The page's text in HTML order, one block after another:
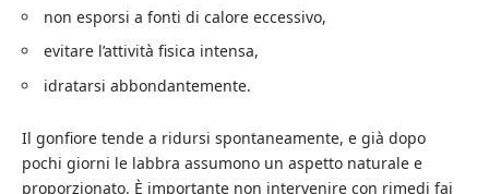
non esporsi a fonti di calore eccessivo,
evitare l’attività fisica intensa,
idratarsi abbondantemente.
Il gonfiore tende a ridursi spontaneamente, e già dopo
pochi giorni le labbra assumono un aspetto naturale e
proporzionato. È importante non intervenire con rimedi fai